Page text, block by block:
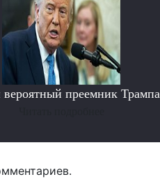
вероятный преемник Трампа